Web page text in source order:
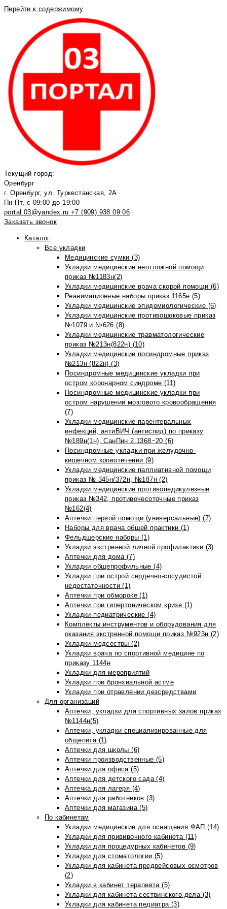
Перейти к содержимому
Текущий город:
Оренбург
г. Оренбург, ул. Туркестанская, 2А
Пн-Пт, с 09:00 до 19:00
portal.03@yandex.ru +7 (909) 938 09 06
Заказать звонок
Каталог
Все укладки
Медицинские сумки (3)
Укладки медицинские неотложной помощи
приказ №1183н(2)
Укладки медицинские врача скорой помощи (6)
Реанимационные наборы приказ 1165н (5)
Укладки медицинские эпидемиологические (6)
Укладки медицинские противошоковые приказ
№1079 и №626 (8)
Укладки медицинские травматологические
приказ №213н(822н) (10)
Укладки медицинские посиндромные приказ
№213н (822н) (3)
Посиндромные медицинские укладки при
остром коронарном синдроме (11)
Посиндромные медицинские укладки при
остром нарушении мозгового кровообращения
(7)
Укладки медицинские парентеральных
инфекций, антиВИЧ (антиспид) по приказу
№189н(1н), СанПин 2.1368−20 (6)
Посиндромные укладки при желудочно-
кишечном кровотечении (9)
Укладки медицинские паллиативной помощи
приказ № 345н/372н, №187н (2)
Укладки медицинские противопедикулезные
приказ №342, противочесоточные приказ
№162(4)
Аптечки первой помощи (универсальные) (7)
Наборы для врача общей практики (1)
Фельдшерские наборы (1)
Укладки экстренной личной профилактики (3)
Аптечки для дома (7)
Укладки общепрофильные (4)
Укладки при острой сердечно-сосудистой
недостаточности (1)
Аптечки при обмороке (1)
Аптечки при гипертоническом кризе (1)
Укладки педиатрические (4)
Комплекты инструментов и оборудования для
оказания экстренной помощи приказ №923н (2)
Укладки медсестры (2)
Укладки врача по спортивной медицине по
приказу 1144н
Укладки для мероприятий
Укладки при бронхиальной астме
Укладки при отравлении дезсредствами
Для организаций
Аптечки, укладки для спортивных залов приказ
№1144н(5)
Аптечки, укладки специализированные для
общепита (1)
Аптечки для школы (6)
Аптечки производственные (5)
Аптечки для офиса (5)
Аптечки для детского сада (4)
Аптечка для лагеря (4)
Аптечки для работников (3)
Аптечки для магазина (5)
По кабинетам
Укладки медицинские для оснащения ФАП (14)
Укладки для прививочного кабинета (11)
Укладки для процедурных кабинетов (9)
Укладки для стоматологии (5)
Укладки для кабинета предрейсовых осмотров
(2)
Укладки в кабинет терапевта (5)
Укладки для кабинета сестринского дела (3)
Укладки для кабинета педиатра (3)